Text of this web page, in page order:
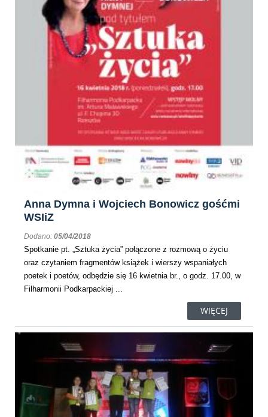
Anna Dymna i Wojciech Bonowicz gośćmi
WSIiZ
Dodano: 05/04/2018
Spotkanie pt. „Sztuka życia” połączone z rozmową o życiu
oraz czytaniem fragmentów książek i wierszy wspaniałych
poetek i poetów, odbędzie się 16 kwietnia br., o godz. 17.00, w
Filharmonii Podkarpackiej ...
WIĘCEJ